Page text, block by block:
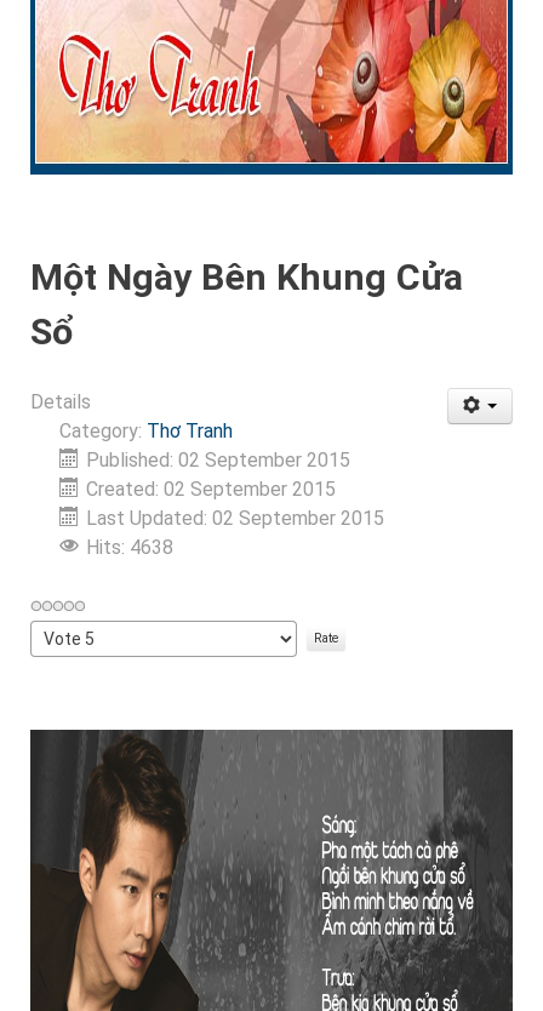
Một Ngày Bên Khung Cửa
Sổ
Details
Category: Thơ Tranh
Published: 02 September 2015
Created: 02 September 2015
Last Updated: 02 September 2015
Hits: 4638
Please
Rate